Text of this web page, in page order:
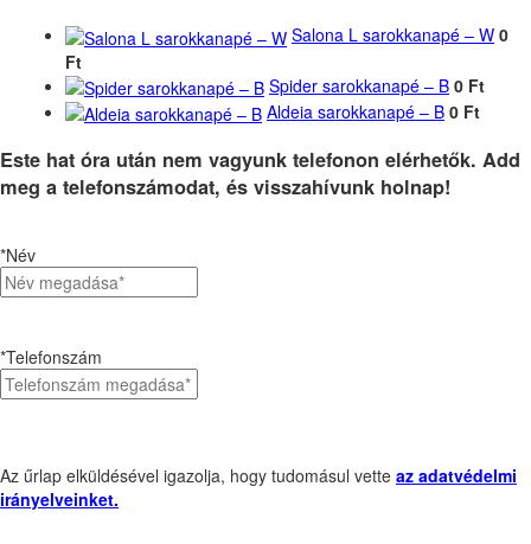
Salona L sarokkanapé – W 0
Ft
Spider sarokkanapé – B 0 Ft
Aldeia sarokkanapé – B 0 Ft
Este hat óra után nem vagyunk telefonon elérhetők. Add
meg a telefonszámodat, és visszahívunk holnap!
*Név
*Telefonszám
Az űrlap elküldésével igazolja, hogy tudomásul vette az adatvédelmi
irányelveinket.